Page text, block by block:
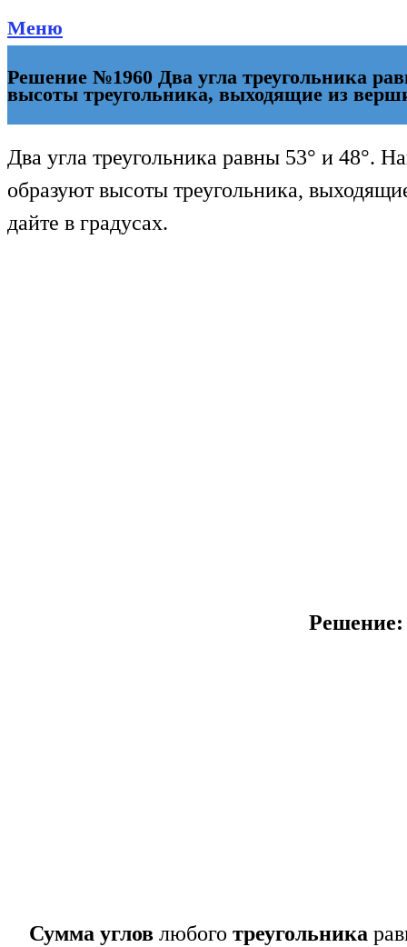
Меню
Решение №1960 Два угла треугольника
высоты треугольника, выходящие из
Два угла треугольника равны 53° и 48°.
образуют высоты треугольника,
дайте в градусах.
Решение:
Сумма углов любого треугольника